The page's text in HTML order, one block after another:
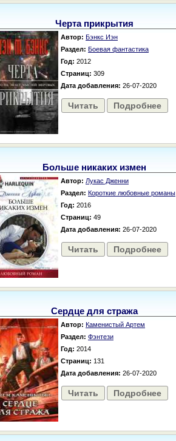
Черта прикрытия
Автор: Бэнкс Иэн
Раздел: Боевая фантастика
Год: 2012
Страниц: 309
Дата добавления: 26-07-2020
Читать Подробнее
Больше никаких измен
Автор: Лукас Дженни
Раздел: Короткие любовные романы
Год: 2016
Страниц: 49
Дата добавления: 26-07-2020
Читать Подробнее
Сердце для стража
Автор: Каменистый Артем
Раздел: Фэнтези
Год: 2014
Страниц: 131
Дата добавления: 26-07-2020
Читать Подробнее